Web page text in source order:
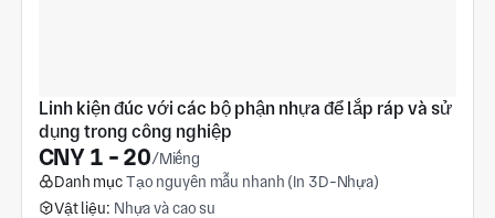
Linh kiện đúc với các bộ phận nhựa để lắp ráp và sử
dụng trong công nghiệp
CNY 1 - 20/Miếng
Danh mụcTạo nguyên mẫu nhanh (In 3D-Nhựa)
Vật liệu: Nhựa và cao su